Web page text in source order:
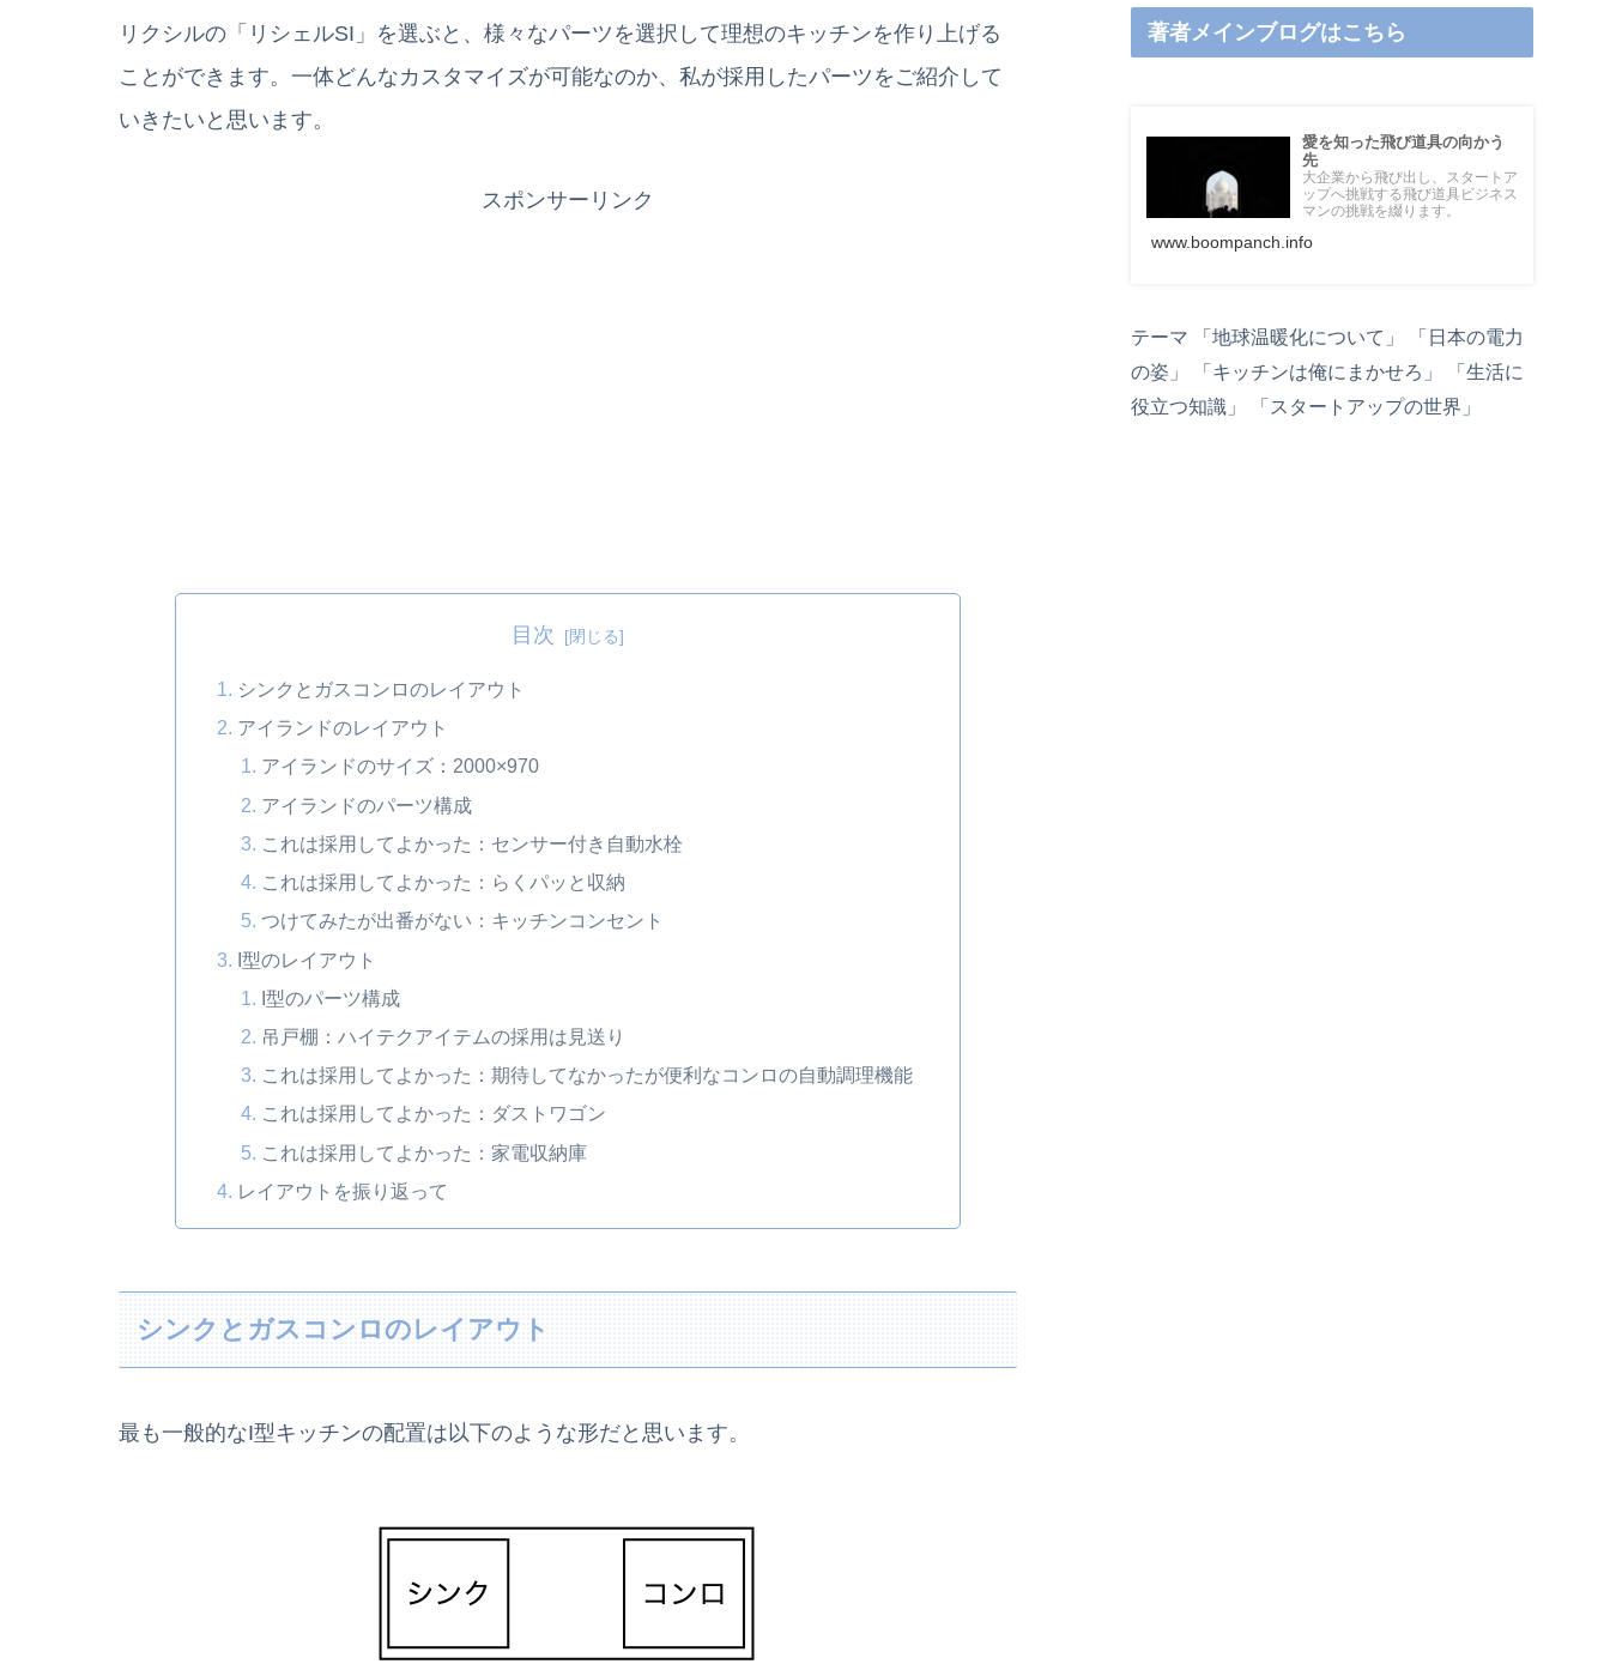
リクシルの「リシェルSI」を選ぶと、様々なパーツを選択して理想のキッチンを作り上げる
ことができます。一体どんなカスタマイズが可能なのか、私が採用したパーツをご紹介して
いきたいと思います。
スポンサーリンク
目次
シンクとガスコンロのレイアウト
アイランドのレイアウト
アイランドのサイズ：2000×970
アイランドのパーツ構成
これは採用してよかった：センサー付き自動水栓
これは採用してよかった：らくパッと収納
つけてみたが出番がない：キッチンコンセント
I型のレイアウト
I型のパーツ構成
吊戸棚：ハイテクアイテムの採用は見送り
これは採用してよかった：期待してなかったが便利なコンロの自動調理機能
これは採用してよかった：ダストワゴン
これは採用してよかった：家電収納庫
レイアウトを振り返って
シンクとガスコンロのレイアウト
最も一般的なI型キッチンの配置は以下のような形だと思います。
著者メインブログはこちら
愛を知った飛び道具の向かう
先
大企業から飛び出し、スタートア
ップへ挑戦する飛び道具ビジネス
マンの挑戦を綴ります。
www.boompanch.info
テーマ 「地球温暖化について」 「日本の電力
の姿」 「キッチンは俺にまかせろ」 「生活に
役立つ知識」 「スタートアップの世界」